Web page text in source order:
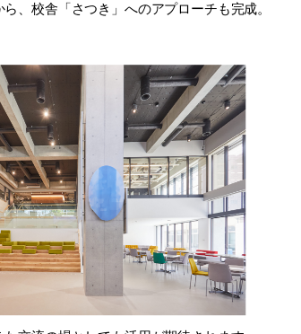
、校舎「さつき」へのアプローチも完成。